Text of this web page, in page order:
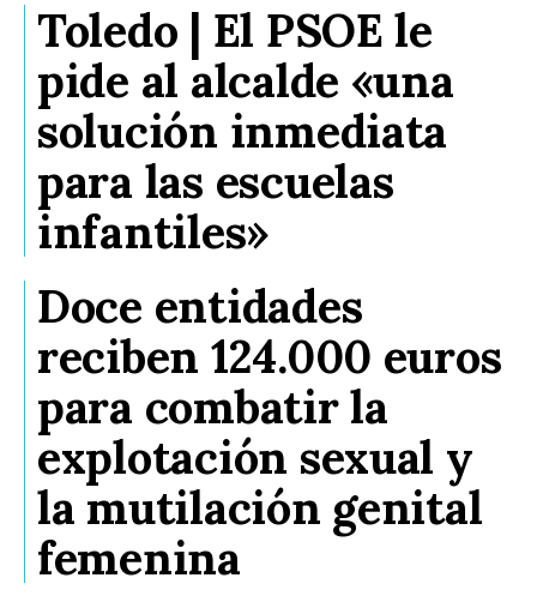
Toledo | El PSOE le
pide al alcalde «una
solución inmediata
para las escuelas
infantiles»
Doce entidades
reciben 124.000 euros
para combatir la
explotación sexual y
la mutilación genital
femenina